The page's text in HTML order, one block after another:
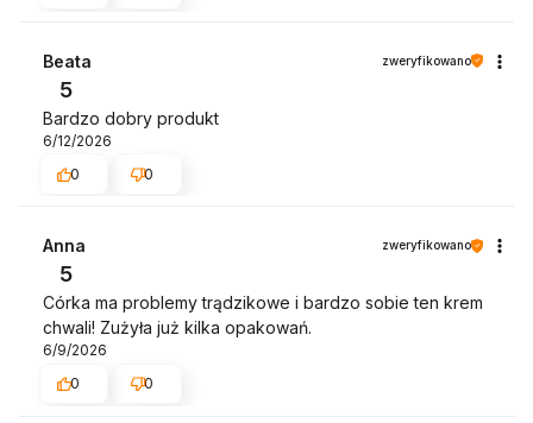
Beata zweryfikowano
5
Bardzo dobry produkt
6/12/2026
0
0
Anna zweryfikowano
5
Córka ma problemy trądzikowe i bardzo sobie ten krem
chwali! Zużyła już kilka opakowań.
6/9/2026
0
0